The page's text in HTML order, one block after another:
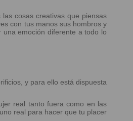
cosas creativas que piensas
con tus manos sus hombros y
emoción diferente a todo lo
y para ello está dispuesta
real tanto fuera como en las
real para hacer que tu placer